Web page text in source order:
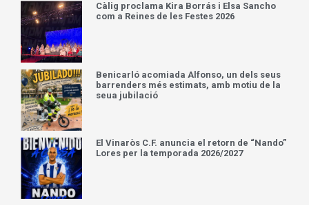
Càlig proclama Kira Borrás i Elsa Sancho
com a Reines de les Festes 2026
Benicarló acomiada Alfonso, un dels seus
barrenders més estimats, amb motiu de la
seua jubilació
El Vinaròs C.F. anuncia el retorn de “Nando”
Lores per la temporada 2026/2027